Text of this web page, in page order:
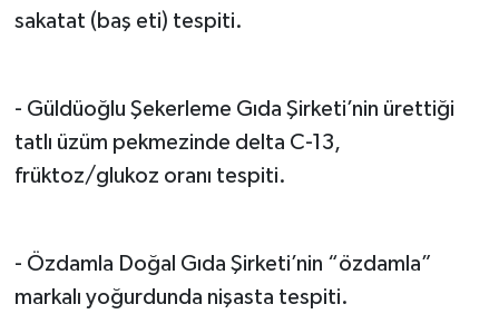
sakatat (baş eti) tespiti.
- Güldüoğlu Şekerleme Gıda Şirketi’nin ürettiği
tatlı üzüm pekmezinde delta C-13,
früktoz/glukoz oranı tespiti.
- Özdamla Doğal Gıda Şirketi’nin “özdamla”
markalı yoğurdunda nişasta tespiti.